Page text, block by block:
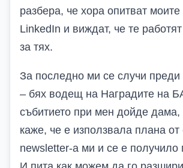
разбера, че хора опитват моите
LinkedIn и виждат, че те
за тях.
За последно ми се случи преди
– бях водещ на Наградите на
събитието при мен дойде дама,
каже, че е използвала плана от
newsletter-a ми и се е получило